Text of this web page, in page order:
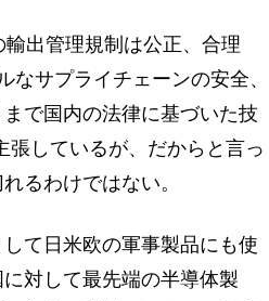
出管理規制は公正、合理
サプライチェーンの安全、
で国内の法律に基づいた技
しているが、だからと言っ
るわけではない。
て日米欧の軍事製品にも使
対して最先端の半導体製